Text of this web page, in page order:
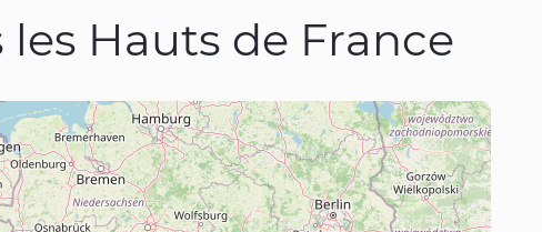
Hauts de France